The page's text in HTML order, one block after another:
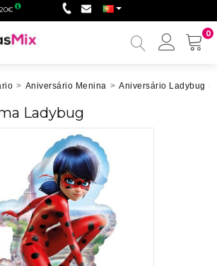
0
Minha
> Aniversário Menina > Aniversário Ladybug >
Ladybug